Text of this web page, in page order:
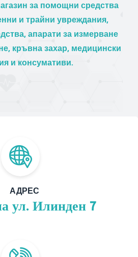
за помощни средства
и трайни увреждания,
апарати за измерване
кръвна захар, медицински
и консумативи.
АДРЕС
ул. Илинден 7